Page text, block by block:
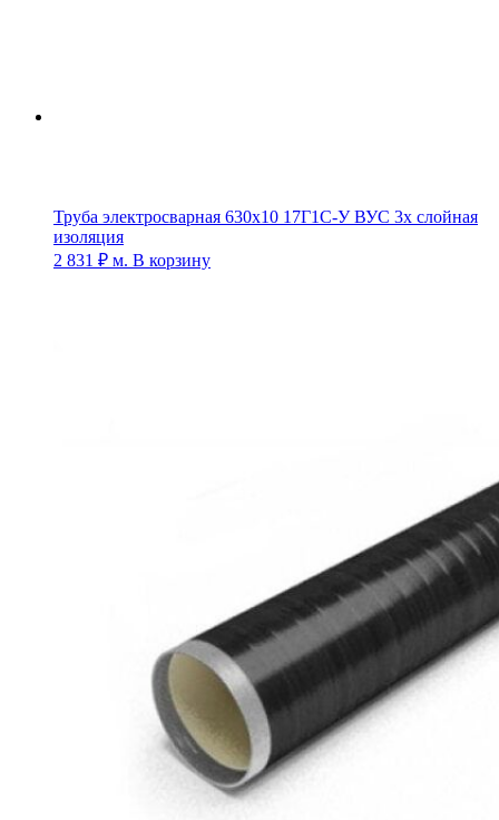
Труба электросварная 630х10 17Г1С-У ВУС 3х слойная
изоляция
2 831 ₽ м. В корзину